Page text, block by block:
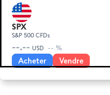
TSLAc
Tesla CFDs
--.-- USD -- %
Acheter Vendre
AAPL
Apple CFDs
--.-- USD -- %
Acheter Vendre
SPX
S&P 500 CFDs
--.-- USD -- %
Acheter Vendre